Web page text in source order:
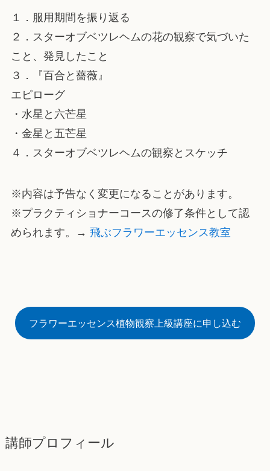
１．服用期間を振り返る
２．スターオブベツレヘムの花の観察で気づいた
こと、発見したこと
３．『百合と薔薇』
エピローグ
・水星と六芒星
・金星と五芒星
４．スターオブベツレヘムの観察とスケッチ
※内容は予告なく変更になることがあります。
※プラクティショナーコースの修了条件として認
められます。→ 飛ぶフラワーエッセンス教室
フラワーエッセンス植物観察上級講座に申し込む
講師プロフィール